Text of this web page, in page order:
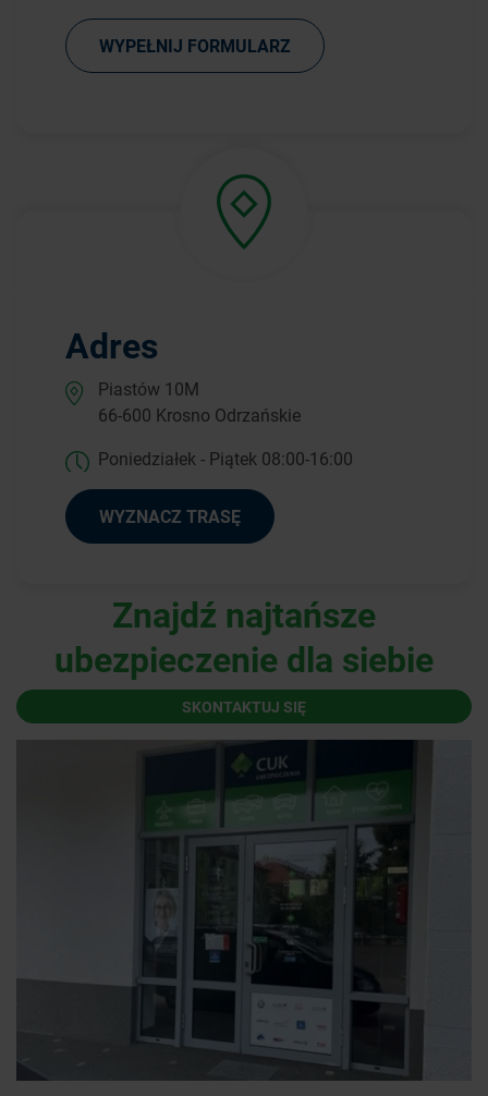
WYPEŁNIJ FORMULARZ
Adres
Piastów 10M
66-600 Krosno Odrzańskie
Poniedziałek - Piątek 08:00-16:00
WYZNACZ TRASĘ
Znajdź najtańsze
ubezpieczenie dla siebie
SKONTAKTUJ SIĘ